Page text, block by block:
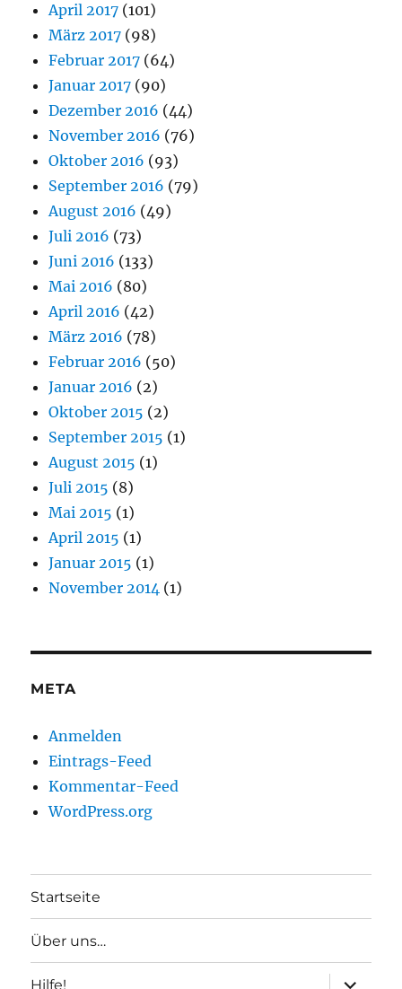
April 2017 (101)
März 2017 (98)
Februar 2017 (64)
Januar 2017 (90)
Dezember 2016 (44)
November 2016 (76)
Oktober 2016 (93)
September 2016 (79)
August 2016 (49)
Juli 2016 (73)
Juni 2016 (133)
Mai 2016 (80)
April 2016 (42)
März 2016 (78)
Februar 2016 (50)
Januar 2016 (2)
Oktober 2015 (2)
September 2015 (1)
August 2015 (1)
Juli 2015 (8)
Mai 2015 (1)
April 2015 (1)
Januar 2015 (1)
November 2014 (1)
META
Anmelden
Eintrags-Feed
Kommentar-Feed
WordPress.org
Startseite
Über uns…
Hilfe!